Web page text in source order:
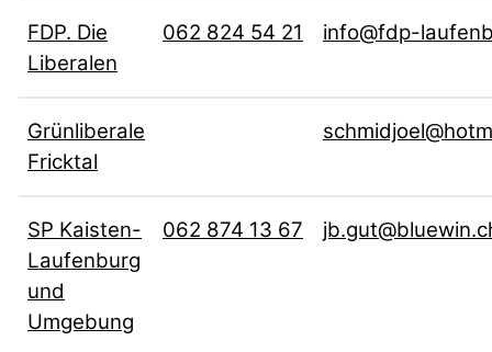
FDP. Die
Liberalen
062 824 54 21 info@fdp-
Grünliberale
Fricktal
SP Kaisten-
Laufenburg
und
Umgebung
062 874 13 67